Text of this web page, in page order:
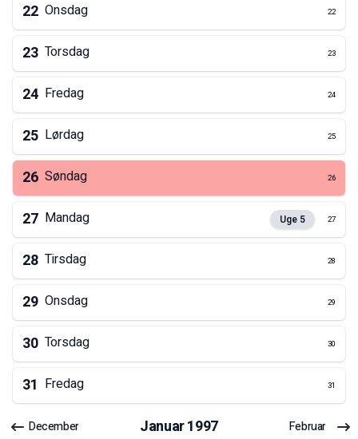
22 Onsdag 22
23 Torsdag 23
24 Fredag 24
25 Lørdag 25
26 Søndag 26
27 Mandag Uge 5 27
28 Tirsdag 28
29 Onsdag 29
30 Torsdag 30
31 Fredag 31
December Januar1997 Februar